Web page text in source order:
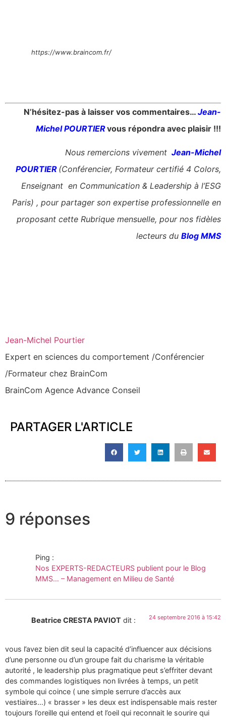
https://www.braincom.fr/
N’hésitez-pas à laisser vos commentaires… Jean-
Michel POURTIERvous répondra avec plaisir !!!
Nous remercions vivement Jean-Michel
POURTIER (Conférencier, Formateur certifié 4 Colors,
Enseignant en Communication & Leadership à l’ESG
Paris) , pour partager son expertise professionnelle en
proposant cette Rubrique mensuelle, pour nos fidèles
lecteurs du Blog MMS
Jean-Michel Pourtier
Expert en sciences du comportement /Conférencier
/Formateur chez BrainCom
BrainCom Agence Advance Conseil
PARTAGER L'ARTICLE
9 réponses
Ping :
Nos EXPERTS-REDACTEURS publient pour le Blog
MMS… – Management en Milieu de Santé
Beatrice CRESTA PAVIOT dit : 24 septembre 2016 à 15:42
vous l’avez bien dit seul la capacité d’influencer aux décisions
d’une personne ou d’un groupe fait du charisme la véritable
autorité , le leadership plus pragmatique peut s’effriter devant
des commandes logistiques non livrées à temps, un petit
symbole qui coince ( une simple serrure d’accès aux
vestiaires…) « brasser » les deux est indispensable mais rester
toujours l’oreille qui entend et l’oeil qui reconnait le sourire qui